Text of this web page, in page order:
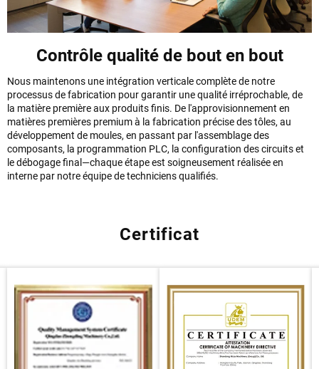
Contrôle qualité de bout en bout
Nous maintenons une intégration verticale complète de notre
processus de fabrication pour garantir une qualité irréprochable, de
la matière première aux produits finis. De l'approvisionnement en
matières premières premium à la fabrication précise des tôles, au
développement de moules, en passant par l'assemblage des
composants, la programmation PLC, la configuration des circuits et
le débogage final—chaque étape est soigneusement réalisée en
interne par notre équipe de techniciens qualifiés.
Certificat